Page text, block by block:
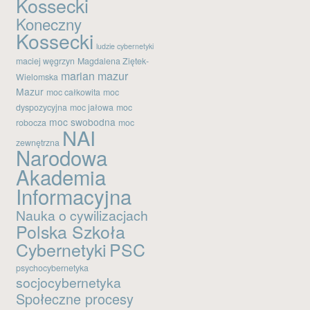
Kanał wpisów
Kanał komentarzy
WordPress.org
Koneczny
Kossecki ludzie cybernetyki
maciej węgrzyn Magdalena Ziętek-
Wielomska marian mazur
Mazur moc całkowita moc
dyspozycyjna moc jałowa moc
robocza moc swobodna moc
zewnętrzna NAI
Narodowa
Akademia
Informacyjna
Nauka o cywilizacjach
Polska Szkoła
Cybernetyki PSC
psychocybernetyka
socjocybernetyka
Społeczne procesy